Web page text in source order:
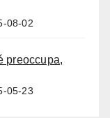
08-02
preoccupa,
05-23